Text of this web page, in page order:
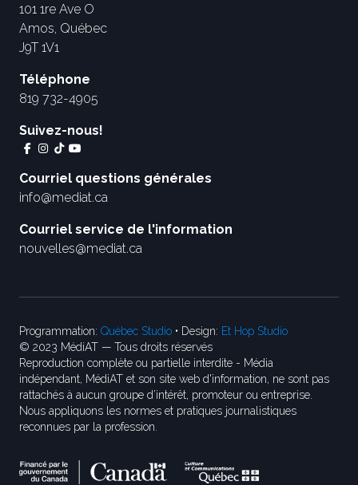
101 1re Ave O
Amos, Québec
J9T 1V1
Téléphone
819 732-4905
Suivez-nous!
Courriel questions générales
info@mediat.ca
Courriel service de l'information
nouvelles@mediat.ca
Programmation: Québec Studio • Design: Et Hop Studio
© 2023 MédiAT — Tous droits réservés
Reproduction complète ou partielle interdite - Média
indépendant, MédiAT et son site web d'information, ne sont pas
rattachés à aucun groupe d’intérêt, promoteur ou entreprise.
Nous appliquons les normes et pratiques journalistiques
reconnues par la profession.